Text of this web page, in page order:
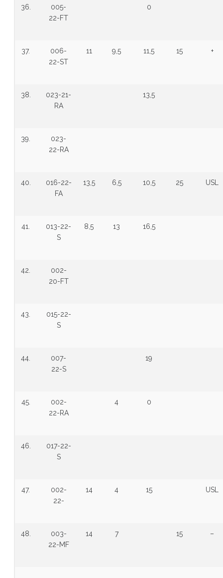
36.
005-
22-FT
0
37.
006-
22-ST
11 9,5 11,5 15 +
38.
023-21-
RA
13,5
39.
023-
22-RA
40.
016-22-
FA
13,5 6,5 10,5 25 USL
41.
013-22-
S
8,5 13 16,5
42.
002-
20-FT
43.
015-22-
S
44.
007-
22-S
19
45.
002-
22-RA
4 0
46.
017-22-
S
47.
002-
22-
14 4 15 USL
48.
003-
22-MF
14 7 15 –